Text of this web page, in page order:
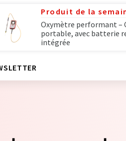
Produit de la
Oxymètre performant –
portable, avec batterie
intégrée